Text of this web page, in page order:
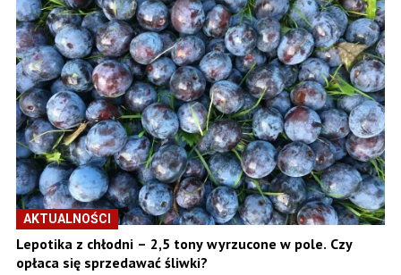
AKTUALNOŚCI
Lepotika z chłodni – 2,5 tony wyrzucone w pole. Czy
opłaca się sprzedawać śliwki?